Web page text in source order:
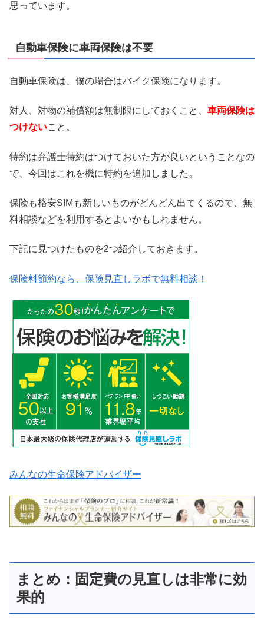
思っています。
自動車保険に車両保険は不要
自動車保険は、僕の場合はバイク保険になります。
対人、対物の補償額は無制限にしておくこと、 車両保険は
つけないこと。
特約は弁護士特約はつけておいた方が良いということなの
で、今回はこれを機に特約を追加しました。
保険も格安SIMも新しいものがどんどん出てくるので、無
料相談などを利用するとよいかもしれません。
下記に見つけたものを2つ紹介しておきます。
保険料節約なら、保険見直しラボで無料相談！
みんなの生命保険アドバイザー
まとめ：固定費の見直しは非常に効
果的